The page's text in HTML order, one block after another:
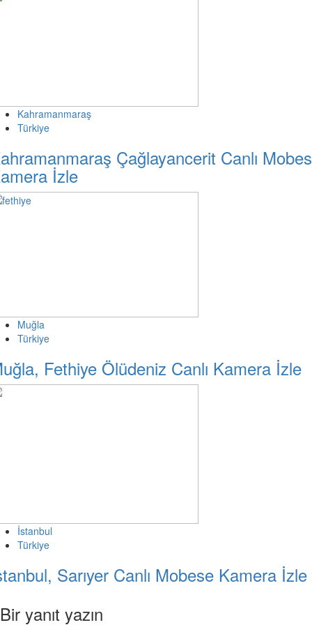
Kahramanmaraş
Türkiye
Çağlayancerit Canlı
İzle
Muğla
Türkiye
Fethiye Ölüdeniz Canlı Kamera İzle
İstanbul
Türkiye
Sarıyer Canlı Mobese Kamera İzle
Bir yanıt yazın